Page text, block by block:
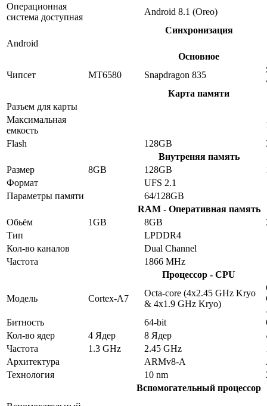
Операционная
система доступная
Android 8.1 (Oreo)
Синхронизация
Android
Основное
Чипсет
MT6580 Snapdragon 835
Карта памяти
Разъем для карты
Максимальная
емкость
Flash
128GB
Внутреняя память
Размер
8GB 128GB
Формат
UFS 2.1
Параметры памяти
64/128GB
RAM - Оперативная память
Обьём
1GB 8GB
Тип
LPDDR4
Кол-во каналов
Dual Channel
Частота
1866 MHz
Процессор - CPU
Модель Cortex-A7
Octa-core (4x2.45 GHz Kryo
& 4x1.9 GHz Kryo)
Битность
64-bit
Кол-во ядер
4 Ядер 8 Ядер
Частота
1.3 GHz 2.45 GHz
Архитектура
ARMv8-A
Технология
10 nm
Вспомогательный процессор